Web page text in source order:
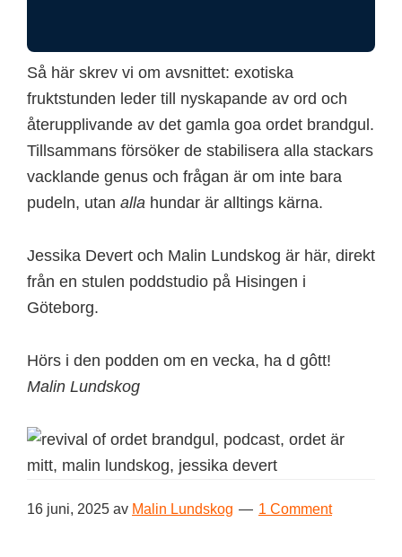
Så här skrev vi om avsnittet: exotiska
fruktstunden leder till nyskapande av ord och
återupplivande av det gamla goa ordet brandgul.
Tillsammans försöker de stabilisera alla stackars
vacklande genus och frågan är om inte bara
pudeln, utan alla hundar är alltings kärna.
Jessika Devert och Malin Lundskog är här, direkt
från en stulen poddstudio på Hisingen i
Göteborg.
Hörs i den podden om en vecka, ha d gôtt!
Malin Lundskog
16 juni, 2025 av Malin Lundskog 1 Comment